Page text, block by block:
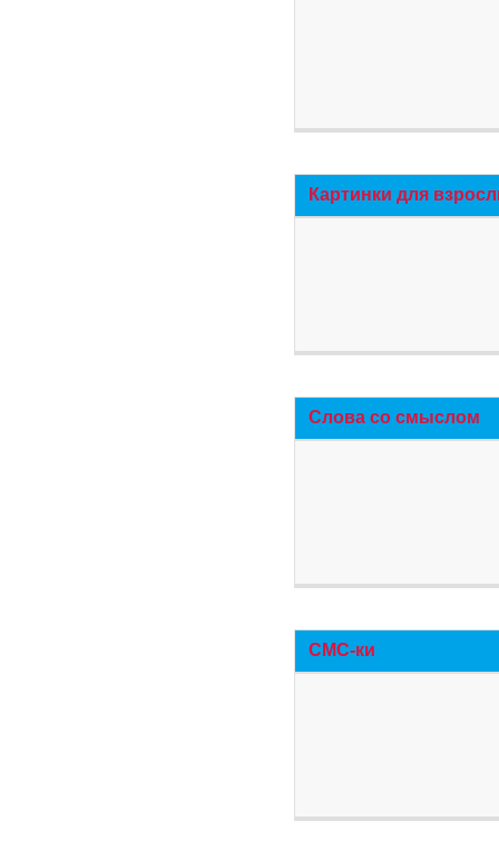
Картинки для
Слова со смыслом
СМС-ки